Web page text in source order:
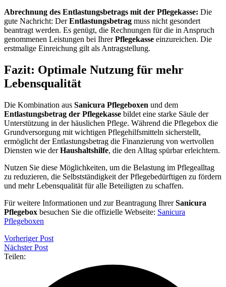
Abrechnung des Entlastungsbetrags mit der Pflegekasse: Die
gute Nachricht: DerEntlastungsbetrag muss nicht gesondert
beantragt werden. Es genügt, die Rechnungen für die in Anspruch
genommenen Leistungen bei IhrerPflegekasse einzureichen. Die
erstmalige Einreichung gilt als Antragstellung.
Fazit: Optimale Nutzung für mehr
Lebensqualität
Die Kombination aus Sanicura Pflegeboxen und dem
Entlastungsbetrag der Pflegekasse bildet eine starke Säule der
Unterstützung in der häuslichen Pflege. Während die Pflegebox die
Grundversorgung mit wichtigen Pflegehilfsmitteln sicherstellt,
ermöglicht der Entlastungsbetrag die Finanzierung von wertvollen
Diensten wie derHaushaltshilfe, die den Alltag spürbar erleichtern.
Nutzen Sie diese Möglichkeiten, um die Belastung im Pflegealltag
zu reduzieren, die Selbstständigkeit der Pflegebedürftigen zu fördern
und mehr Lebensqualität für alle Beteiligten zu schaffen.
Für weitere Informationen und zur Beantragung IhrerSanicura
Pflegebox besuchen Sie die offizielle Webseite: Sanicura
Pflegeboxen
Vorheriger Post
Nächster Post
Teilen: